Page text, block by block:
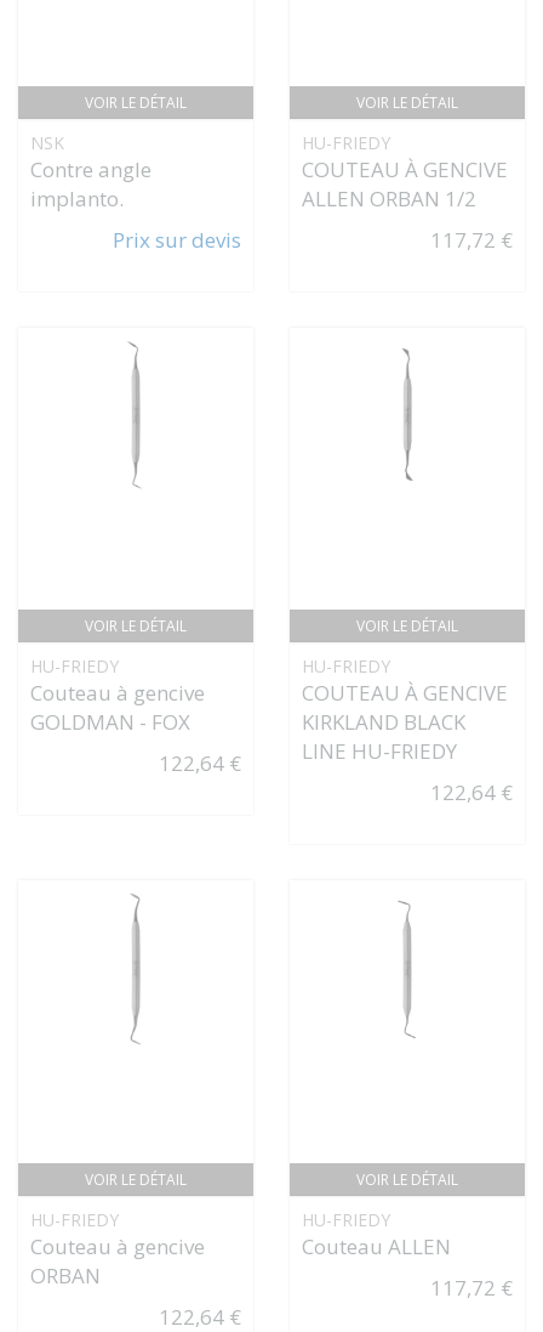
VOIR LE DÉTAIL
NSK
Contre angle
implanto.
Prix sur devis
VOIR LE DÉTAIL
HU-FRIEDY
COUTEAU À GENCIVE
ALLEN ORBAN 1/2
117,72 €
VOIR LE DÉTAIL
HU-FRIEDY
Couteau à gencive
GOLDMAN - FOX
122,64 €
VOIR LE DÉTAIL
HU-FRIEDY
COUTEAU À GENCIVE
KIRKLAND BLACK
LINE HU-FRIEDY
122,64 €
VOIR LE DÉTAIL
HU-FRIEDY
Couteau à gencive
ORBAN
122,64 €
VOIR LE DÉTAIL
HU-FRIEDY
Couteau ALLEN
117,72 €